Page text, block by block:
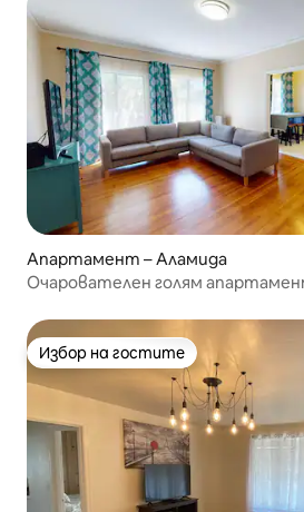
Апартамент – Аламида
Очарователен голям
Избор на гостите
Избор на гостите